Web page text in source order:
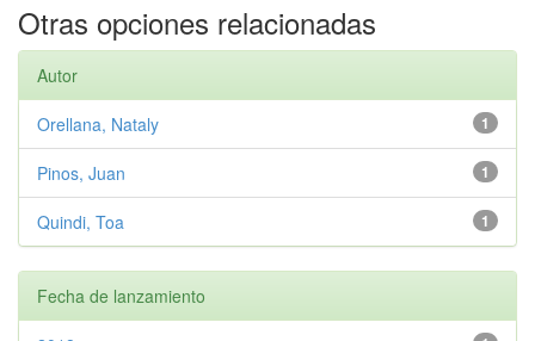
Otras opciones relacionadas
Autor
1
Orellana, Nataly
1
Pinos, Juan
1
Quindi, Toa
Fecha de lanzamiento